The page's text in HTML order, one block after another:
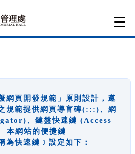
網頁開發規範」原則設計，遵
規範提供網頁導盲磚(:::)、網
、鍵盤快速鍵 (Access
本網站的便捷鍵
為快速鍵﹞設定如下：